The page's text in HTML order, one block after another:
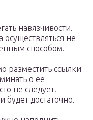
навязчивости.
не
способом.
разместить ссылки
о ее
не следует.
достаточно.